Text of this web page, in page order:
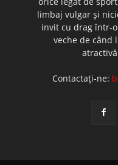
limbaj vulgar şi
invit cu drag într-
veche de când
Contactați-ne: